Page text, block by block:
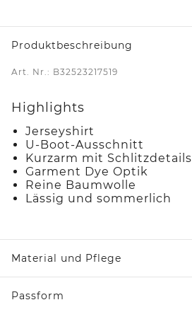
Produktbeschreibung
Art. Nr.: B32523217519
Highlights
Jerseyshirt
U-Boot-Ausschnitt
Kurzarm mit Schlitzdetails
Garment Dye Optik
Reine Baumwolle
Lässig und sommerlich
Material und Pflege
Passform